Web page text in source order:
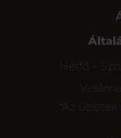
Hétfő –
*Az